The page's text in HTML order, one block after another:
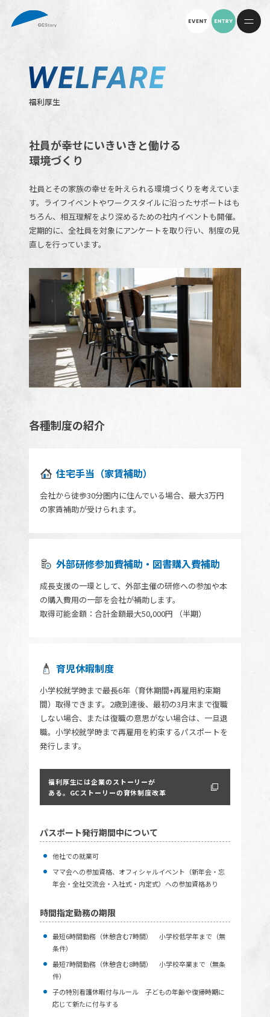
福利厚生
社員が幸せにいきいきと働ける
環境づくり
社員とその家族の幸せを叶えられる環境づくりを考えていま
す。ライフイベントやワークスタイルに沿ったサポートはも
ちろん、相互理解をより深めるための社内イベントも開催。
定期的に、全社員を対象にアンケートを取り行い、制度の見
直しを行っています。
各種制度の紹介
住宅手当（家賃補助）
会社から徒歩30分圏内に住んでいる場合、最大3万円
の家賃補助が受けられます。
外部研修参加費補助・図書購入費補助
成長支援の一環として、外部主催の研修への参加や本
の購入費用の一部を会社が補助します。
取得可能金額：合計金額最大50,000円 （半期）
育児休暇制度
小学校就学時まで最長6年（育休期間+再雇用約束期
間）取得できます。2歳到達後、最初の3月末まで復職
しない場合、または復職の意思がない場合は、一旦退
職。小学校就学時まで再雇用を約束するパスポートを
発行します。
福利厚生には企業のストーリーが
ある。 GCストーリーの育休制度改革
パスポート発行期間中について
他社での就業可
ママ会への参加資格、オフィシャルイベント（新年会・忘
年会・全社交流会・入社式・内定式）への参加資格あり
時間指定勤務の期限
最短6時間勤務（休憩含む7時間） 小学校低学年まで（無
条件）
最短7時間勤務（休憩含む8時間） 小学校卒業まで（無条
件）
子の特別看護休暇付与ルール 子どもの年齢や復帰時期に
応じて新たに付与する